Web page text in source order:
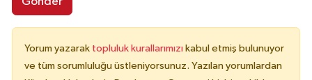
Yorum yazarak topluluk kurallarımızı kabul etmiş bulunuyor
ve tüm sorumluluğu üstleniyorsunuz. Yazılan yorumlardan